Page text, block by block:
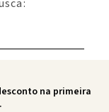
na primeira